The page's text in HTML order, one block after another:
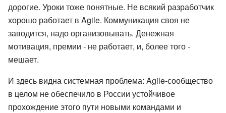
дорогие. Уроки тоже понятные. Не всякий разработчик
хорошо работает в Agile. Коммуникация своя не
заводится, надо организовывать. Денежная
мотивация, премии - не работает, и, более того -
мешает.
И здесь видна системная проблема: Agile-сообщество
в целом не обеспечило в России устойчивое
прохождение этого пути новыми командами и